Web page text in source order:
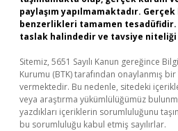
paylaşım yapılmamaktadır.
benzerlikleri tamamen
taslak halindedir ve tavsiye niteliği
Sitemiz, 5651 Sayılı Kanun gereğince
Kurumu (BTK) tarafından onaylanmış
vermektedir. Bu nedenle, sitedeki
veya araştırma yükümlülüğümüz
yazdıkları içeriklerin sorumluluğunu
bu sorumluluğu kabul etmiş sayılırlar.